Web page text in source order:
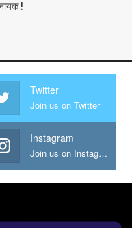
!
Twitter
Join us on Twitter
Instagram
Join us on Instagram